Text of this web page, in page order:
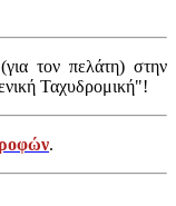
τον πελάτη) στην
Ταχυδρομική"!
.